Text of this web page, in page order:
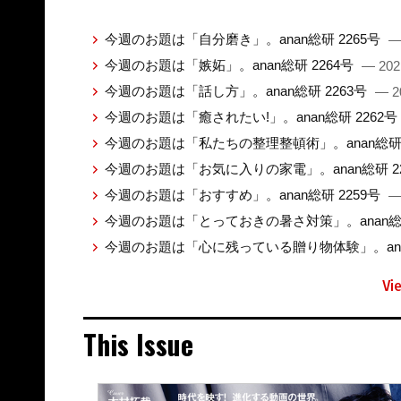
今週のお題は「自分磨き」。anan総研 2265号 —
今週のお題は「嫉妬」。anan総研 2264号 —
今週のお題は「話し方」。anan総研 2263号 —
今週のお題は「癒されたい!」。anan総研 2262号
今週のお題は「私たちの整理整頓術」。anan総
今週のお題は「お気に入りの家電」。anan総研
今週のお題は「おすすめ」。anan総研 2259号 —
今週のお題は「とっておきの暑さ対策」。anan
今週のお題は「心に残っている贈り物体験」。
This Issue